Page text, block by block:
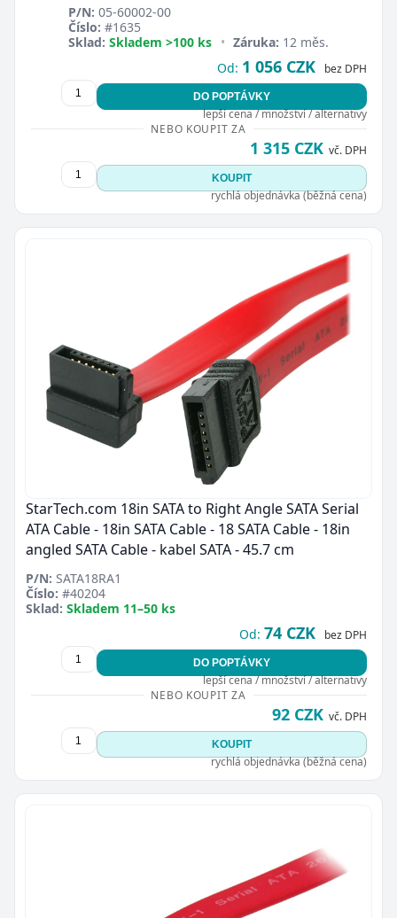
P/N: 05-60002-00
Číslo: #1635
Sklad: Skladem >100 ks • Záruka: 12 měs.
Od: 1 056 CZK bez DPH
DO POPTÁVKY
lepší cena / množství / alternativy
NEBO KOUPIT ZA
1 315 CZK vč. DPH
KOUPIT
rychlá objednávka (běžná cena)
StarTech.com 18in SATA to Right Angle SATA Serial
ATA Cable - 18in SATA Cable - 18 SATA Cable - 18in
angled SATA Cable - kabel SATA - 45.7 cm
P/N: SATA18RA1
Číslo: #40204
Sklad: Skladem 11–50 ks
Od: 74 CZK bez DPH
DO POPTÁVKY
lepší cena / množství / alternativy
NEBO KOUPIT ZA
92 CZK vč. DPH
KOUPIT
rychlá objednávka (běžná cena)